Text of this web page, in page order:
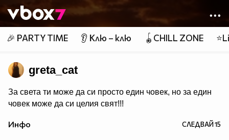
👾
🎉 PARTY TIME 👂 Клю – клю 🪀CHILL ZONE
greta_cat
За света ти може да си просто един човек, но за един
човек може да си целия свят!!!
Инфо СЛЕДВАЙ15